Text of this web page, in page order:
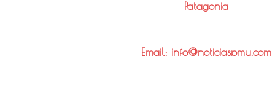
Patagonia
Email: info@noticiaspmy.com